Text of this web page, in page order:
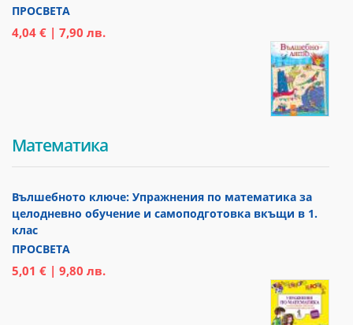
ПРОСВЕТА
4,04 € | 7,90 лв.
Математика
Вълшебното ключе: Упражнения по математика за
целодневно обучение и самоподготовка вкъщи в 1.
клас
ПРОСВЕТА
5,01 € | 9,80 лв.